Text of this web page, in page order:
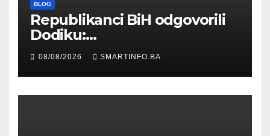
BLOG
Republikanci BiH odgovorili
Dodiku:
Bosanskohercegovačka
kultura postoji i pripada svim
građanima
08/08/2026 SMARTINFO.BA